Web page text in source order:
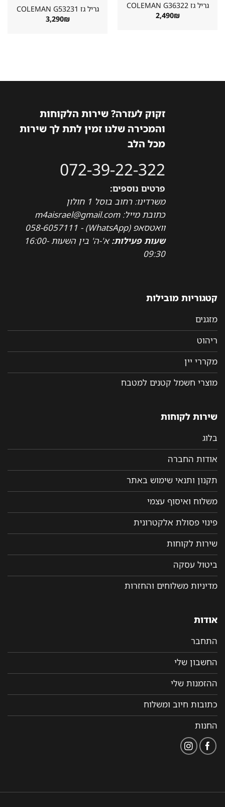
גריל גז ⁦COLEMAN G36322⁩
2,490
גריל גז ⁦COLEMAN G53231⁩
3,290
זקוק לעזרה? שירות הלקוחות
והמכירה שלנו זמין לתת לך שירות
מכל הלב
072-39-22-322
פרטים נוספים:
משרדינו: רחוב בוסל 1 חולון
כתובת מייל: m4aisrael@gmail.com
וואטסאפ (WhatsApp) - 058-6057111
שעות פעילות:
א'-ה' בין השעות 16:00-
09:30
קטגוריות מובילות
מזגנים
ריהוט
מקררי יין
מוצרי חשמל קטנים למטבח
שירות לקוחות
בלוג
אודות החברה
תקנון ותנאי שימוש באתר
משלוח ואיסוף עצמי
פינוי פסולת אלקטרונית
שירות לקוחות
ביטול עסקה
מדיניות משלוחים והחזרות
אודות
התחבר
החשבון שלי
ההזמנות שלי
כתובות חיוב ומשלוח
החנות